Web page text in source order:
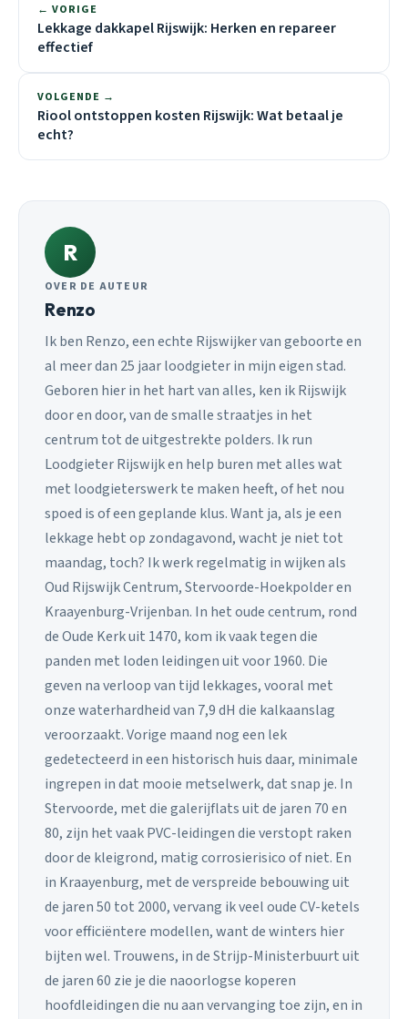
← VORIGE
Lekkage dakkapel Rijswijk: Herken en repareer
effectief
VOLGENDE →
Riool ontstoppen kosten Rijswijk: Wat betaal je
echt?
R
OVER DE AUTEUR
Renzo
Ik ben Renzo, een echte Rijswijker van geboorte en
al meer dan 25 jaar loodgieter in mijn eigen stad.
Geboren hier in het hart van alles, ken ik Rijswijk
door en door, van de smalle straatjes in het
centrum tot de uitgestrekte polders. Ik run
Loodgieter Rijswijk en help buren met alles wat
met loodgieterswerk te maken heeft, of het nou
spoed is of een geplande klus. Want ja, als je een
lekkage hebt op zondagavond, wacht je niet tot
maandag, toch? Ik werk regelmatig in wijken als
Oud Rijswijk Centrum, Stervoorde-Hoekpolder en
Kraayenburg-Vrijenban. In het oude centrum, rond
de Oude Kerk uit 1470, kom ik vaak tegen die
panden met loden leidingen uit voor 1960. Die
geven na verloop van tijd lekkages, vooral met
onze waterhardheid van 7,9 dH die kalkaanslag
veroorzaakt. Vorige maand nog een lek
gedetecteerd in een historisch huis daar, minimale
ingrepen in dat mooie metselwerk, dat snap je. In
Stervoorde, met die galerijflats uit de jaren 70 en
80, zijn het vaak PVC-leidingen die verstopt raken
door de kleigrond, matig corrosierisico of niet. En
in Kraayenburg, met de verspreide bebouwing uit
de jaren 50 tot 2000, vervang ik veel oude CV-ketels
voor efficiëntere modellen, want de winters hier
bijten wel. Trouwens, in de Strijp-Ministerbuurt uit
de jaren 60 zie je die naoorlogse koperen
hoofdleidingen die nu aan vervanging toe zijn, en in